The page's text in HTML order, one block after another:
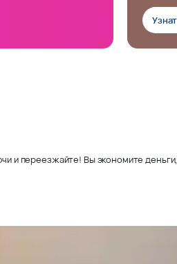
и переезжайте! Вы экономите